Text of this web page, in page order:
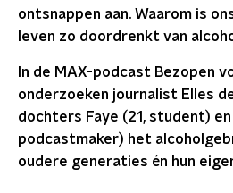
ontsnappen aan. Waarom is
leven zo doordrenkt van
In de MAX-podcast Bezopen
onderzoeken journalist Elles
dochters Faye (21, student)
podcastmaker) het
oudere generaties én hun